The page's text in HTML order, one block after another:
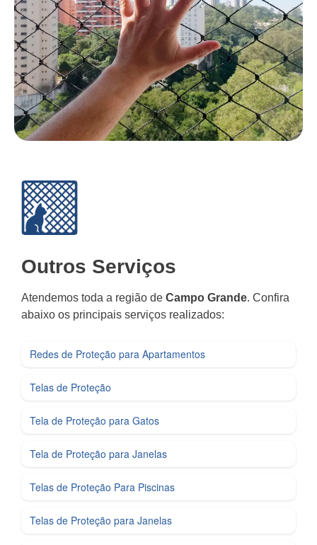
Outros Serviços
Atendemos toda a região de Campo Grande. Confira
abaixo os principais serviços realizados:
Redes de Proteção para Apartamentos
Telas de Proteção
Tela de Proteção para Gatos
Tela de Proteção para Janelas
Telas de Proteção Para Piscinas
Telas de Proteção para Janelas